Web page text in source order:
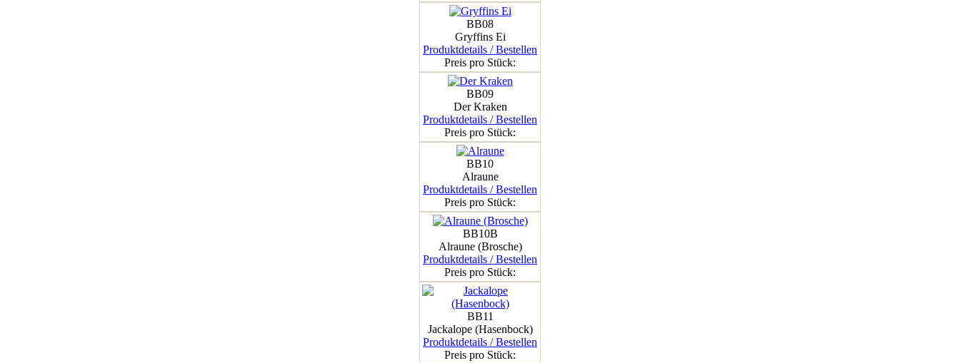
BB08
Gryffins Ei
Produktdetails / Bestellen
Preis pro Stück:
BB09
Der Kraken
Produktdetails / Bestellen
Preis pro Stück:
BB10
Alraune
Produktdetails / Bestellen
Preis pro Stück:
BB10B
Alraune (Brosche)
Produktdetails / Bestellen
Preis pro Stück:
BB11
Jackalope (Hasenbock)
Produktdetails / Bestellen
Preis pro Stück: